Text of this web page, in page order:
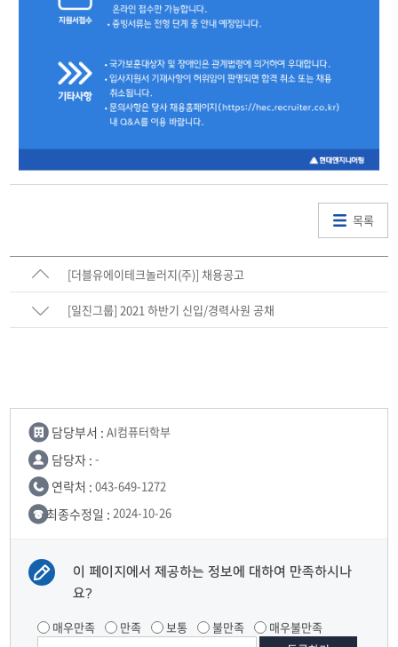
목록
[더블유에이테크놀러지(주)] 채용공고
[일진그룹] 2021 하반기 신입/경력사원 공채
담당부서 : AI컴퓨터학부
담당자 : -
연락처 : 043-649-1272
최종수정일 : 2024-10-26
이 페이지에서 제공하는 정보에 대하여 만족하시나
요?
매우만족 만족 보통 불만족 매우불만족